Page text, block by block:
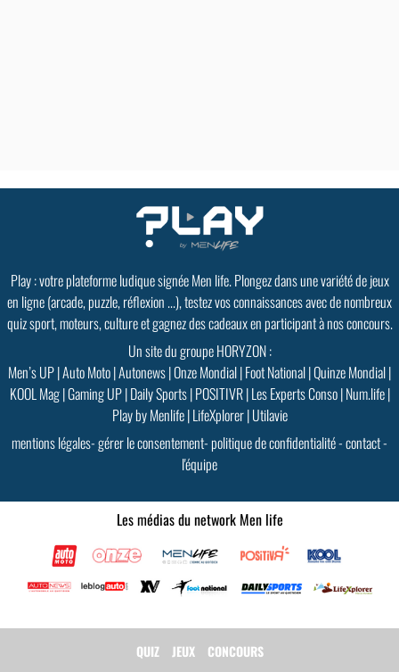
Play : votre plateforme ludique signée Men life. Plongez dans une variété de jeux
en ligne (arcade, puzzle, réflexion ...), testez vos connaissances avec de nombreux
quiz sport, moteurs, culture et gagnez des cadeaux en participant à nos concours.
Un site du groupe HORYZON :
Men’s UP|Auto Moto|Autonews|Onze Mondial|Foot National|Quinze Mondial|
KOOL Mag|Gaming UP|Daily Sports|POSITIVR|Les Experts Conso|Num.life|
Play by Menlife|LifeXplorer|Utilavie
mentions légales-gérer le consentement-politique de confidentialité-contact-
l'équipe
Les médias du network Men life
QUIZ JEUX CONCOURS